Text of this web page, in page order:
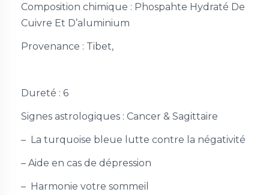
Composition chimique : Phospahte Hydraté De
Cuivre Et D’aluminium
Provenance : Tibet,
Dureté : 6
Signes astrologiques : Cancer & Sagittaire
– La turquoise bleue lutte contre la négativité
– Aide en cas de dépression
– Harmonie votre sommeil